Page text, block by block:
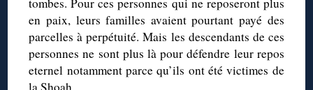
en paix, leurs familles avaient pourtant payé des
parcelles à perpétuité. Mais les descendants de ces
personnes ne sont plus là pour défendre leur repos
eternel notamment parce qu’ils ont été victimes de
la Shoah.